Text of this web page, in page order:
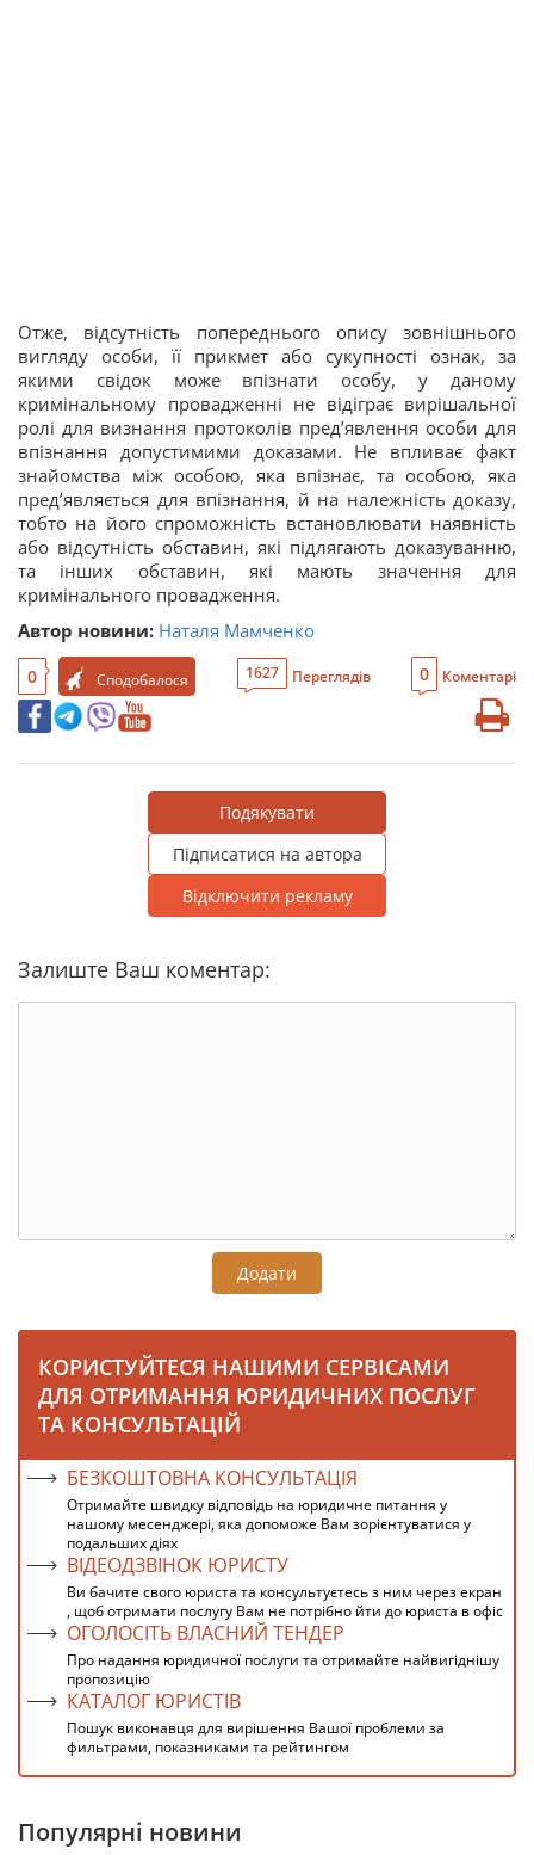
Отже, відсутність попереднього опису зовнішнього
вигляду особи, її прикмет або сукупності ознак, за
якими свідок може впізнати особу, у даному
кримінальному провадженні не відіграє вирішальної
ролі для визнання протоколів пред’явлення особи для
впізнання допустимими доказами. Не впливає факт
знайомства між особою, яка впізнає, та особою, яка
пред’являється для впізнання, й на належність доказу,
тобто на його спроможність встановлювати наявність
або відсутність обставин, які підлягають доказуванню,
та інших обставин, які мають значення для
кримінального провадження.
Автор новини: Наталя Мамченко
0 Сподобалося 1627 Переглядів 0 Коментарі
Подякувати
Підписатися на автора
Відключити рекламу
Залиште Ваш коментар:
Додати
КОРИСТУЙТЕСЯ НАШИМИ СЕРВІСАМИ
ДЛЯ ОТРИМАННЯ ЮРИДИЧНИХ ПОСЛУГ
ТА КОНСУЛЬТАЦІЙ
БЕЗКОШТОВНА КОНСУЛЬТАЦІЯ
Отримайте швидку відповідь на юридичне питання у
нашому месенджері, яка допоможе Вам зорієнтуватися у
подальших діях
ВІДЕОДЗВІНОК ЮРИСТУ
Ви бачите свого юриста та консультуєтесь з ним через екран
, щоб отримати послугу Вам не потрібно йти до юриста в офіс
ОГОЛОСІТЬ ВЛАСНИЙ ТЕНДЕР
Про надання юридичної послуги та отримайте найвигіднішу
пропозицію
КАТАЛОГ ЮРИСТІВ
Пошук виконавця для вирішення Вашої проблеми за
фильтрами, показниками та рейтингом
Популярні новини